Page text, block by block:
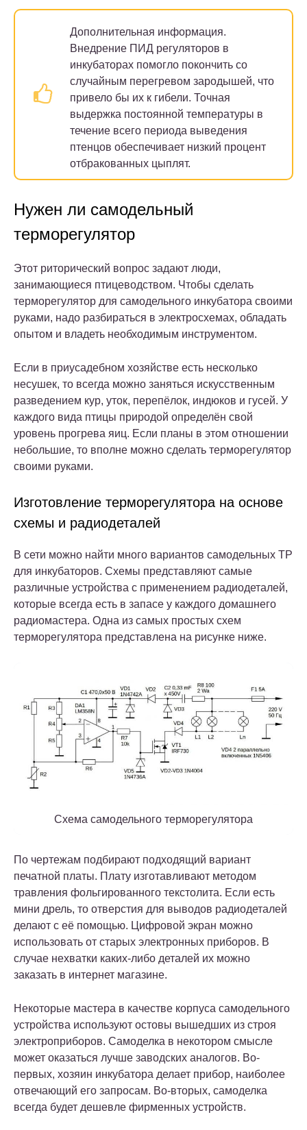
Дополнительная информация.
Внедрение ПИД регуляторов в
инкубаторах помогло покончить со
случайным перегревом зародышей, что
привело бы их к гибели. Точная
выдержка постоянной температуры в
течение всего периода выведения
птенцов обеспечивает низкий процент
отбракованных цыплят.
Нужен ли самодельный
терморегулятор
Этот риторический вопрос задают люди,
занимающиеся птицеводством. Чтобы сделать
терморегулятор для самодельного инкубатора своими
руками, надо разбираться в электросхемах, обладать
опытом и владеть необходимым инструментом.
Если в приусадебном хозяйстве есть несколько
несушек, то всегда можно заняться искусственным
разведением кур, уток, перепёлок, индюков и гусей. У
каждого вида птицы природой определён свой
уровень прогрева яиц. Если планы в этом отношении
небольшие, то вполне можно сделать терморегулятор
своими руками.
Изготовление терморегулятора на основе
схемы и радиодеталей
В сети можно найти много вариантов самодельных ТР
для инкубаторов. Схемы представляют самые
различные устройства с применением радиодеталей,
которые всегда есть в запасе у каждого домашнего
радиомастера. Одна из самых простых схем
терморегулятора представлена на рисунке ниже.
Схема самодельного терморегулятора
По чертежам подбирают подходящий вариант
печатной платы. Плату изготавливают методом
травления фольгированного текстолита. Если есть
мини дрель, то отверстия для выводов радиодеталей
делают с её помощью. Цифровой экран можно
использовать от старых электронных приборов. В
случае нехватки каких-либо деталей их можно
заказать в интернет магазине.
Некоторые мастера в качестве корпуса самодельного
устройства используют остовы вышедших из строя
электроприборов. Самоделка в некотором смысле
может оказаться лучше заводских аналогов. Во-
первых, хозяин инкубатора делает прибор, наиболее
отвечающий его запросам. Во-вторых, самоделка
всегда будет дешевле фирменных устройств.